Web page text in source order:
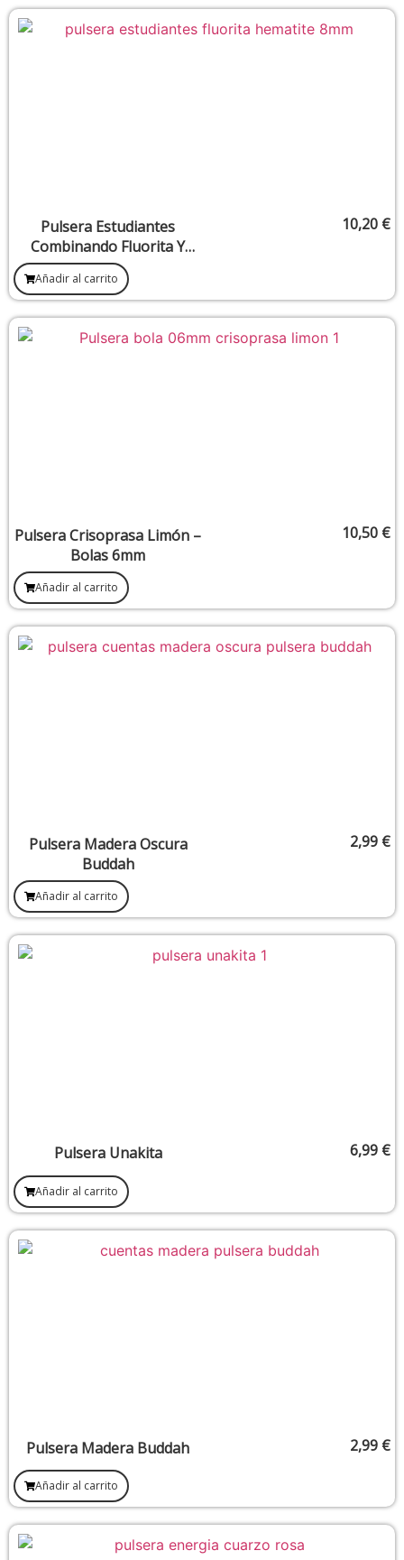
Pulsera Estudiantes
Combinando Fluorita Y
Hematite 8 mm
10,20 €
Añadir al carrito
Pulsera Crisoprasa Limón –
Bolas 6mm
10,50 €
Añadir al carrito
Pulsera Madera Oscura
Buddah
2,99 €
Añadir al carrito
Pulsera Unakita 6,99 €
Añadir al carrito
Pulsera Madera Buddah 2,99 €
Añadir al carrito